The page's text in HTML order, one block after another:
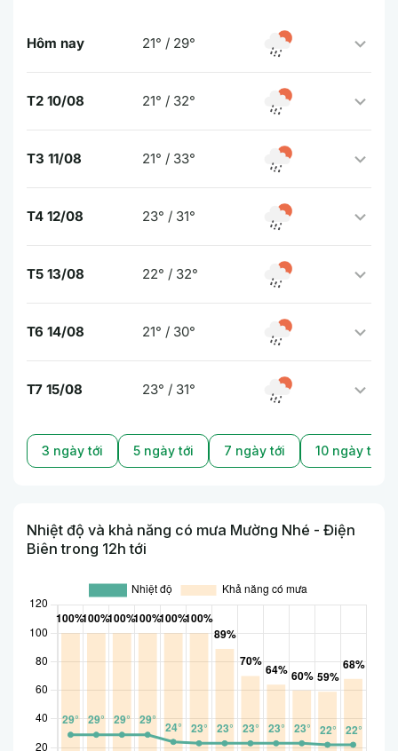
Hôm nay 21° / 29°
T2 10/08 21° / 32°
T3 11/08 21° / 33°
T4 12/08 23° / 31°
T5 13/08 22° / 32°
T6 14/08 21° / 30°
T7 15/08 23° / 31°
3 ngày tới 5 ngày tới 7 ngày tới 10 ngày tới
Nhiệt độ và khả năng có mưa Mường Nhé - Điện
Biên trong 12h tới